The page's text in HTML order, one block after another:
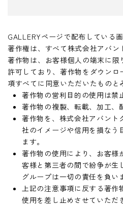
GALLERYページで配布している
著作権は、すべて株式会社アバン
著作物は、お客様個人の端末に限
許可しており、著作物をダウン
項すべてに同意いただいたものと
著作物の営利目的の使用は禁
著作物の複製、転載、加工、
著作物を、株式会社アバント
社のイメージや信用を損なう
ます。
著作物の使用により、お客様
客様と第三者の間で紛争が生
グループは一切の責任を負い
上記の注意事項に反する著作
使用を差し止めさせていただ